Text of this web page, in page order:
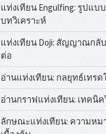
แท่งเทียน Engulfing: รูปแ
บทวิเคราะห์
แท่งเทียน Doji: สัญญาณกลั
ต่อ
อ่านแท่งเทียน: กลยุทธ์เทรด
อ่านกราฟแท่งเทียน: เทคนิ
ลักษณะแท่งเทียน: ความหม